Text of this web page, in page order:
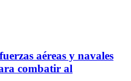
aéreas y navales
combatir al